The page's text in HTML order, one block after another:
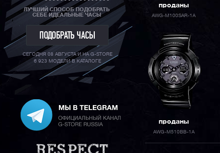
ЛУЧШИЙ СПОСОБ ПОДОБРАТЬ
СЕБЕ ИДЕАЛЬНЫЕ ЧАСЫ
ПОДОБРАТЬ ЧАСЫ
СЕГОДНЯ 08 АВГУСТА И НА G-STORE
6 923 МОДЕЛИ В КАТАЛОГЕ
проданы
AWG-M100SAR-1A
проданы
AWG-M510BB-1A